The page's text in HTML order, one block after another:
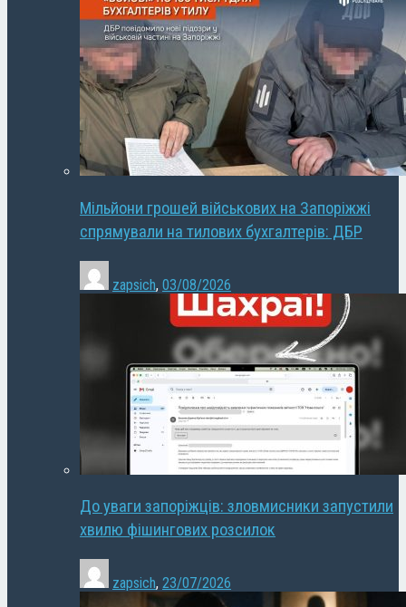
Мільйони грошей військових на Запоріжжі
спрямували на тилових бухгалтерів: ДБР
zapsich, 03/08/2026
До уваги запоріжців: зловмисники запустили
хвилю фішингових розсилок
zapsich, 23/07/2026